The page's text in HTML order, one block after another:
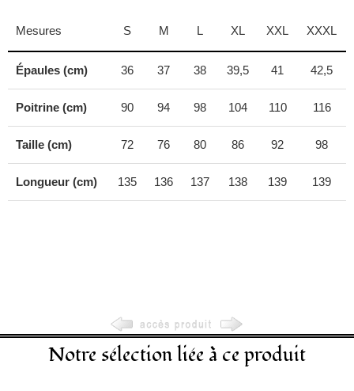
Mesures S M L XL XXL XXXL
Épaules (cm) 36 37 38 39,5 41 42,5
Poitrine (cm) 90 94 98 104 110 116
Taille (cm) 72 76 80 86 92 98
Longueur (cm) 135 136 137 138 139 139
Notre sélection liée à ce produit